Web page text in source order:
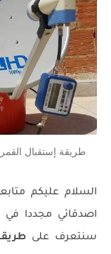
طريقة إستقبال
السلام عليكم
اصدقائي مجددا في
سنتعرف على